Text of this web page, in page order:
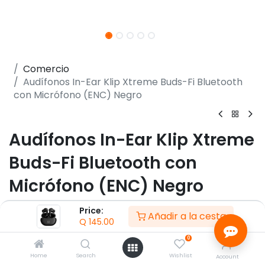
Price:
Q 145.00 Añadir a la cesta
Home Search
0
Wishlist Account
Comercio
Audífonos In-Ear Klip Xtreme Buds-Fi Bluetooth
con Micrófono (ENC) Negro
Audífonos In-Ear Klip Xtreme
Buds-Fi Bluetooth con
Micrófono (ENC) Negro
(0 reseña)
- Audífonos tipo TWS
- Factor de forma Intraaural
- Micrófono integrado con cancelación de ruido